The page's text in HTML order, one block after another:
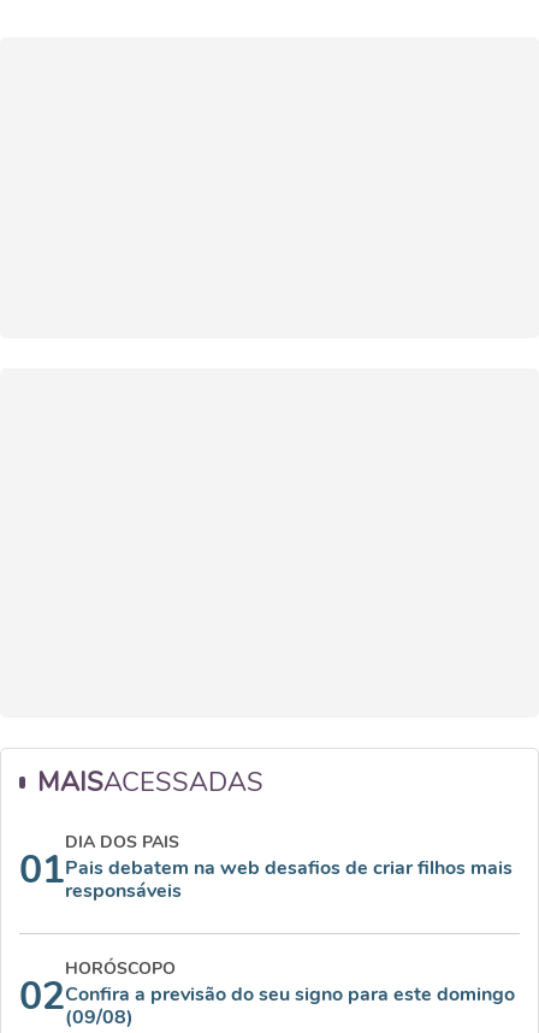
MAISACESSADAS
01
DIA DOS PAIS
Pais debatem na web desafios de criar filhos mais
responsáveis
02
HORÓSCOPO
Confira a previsão do seu signo para este domingo
(09/08)